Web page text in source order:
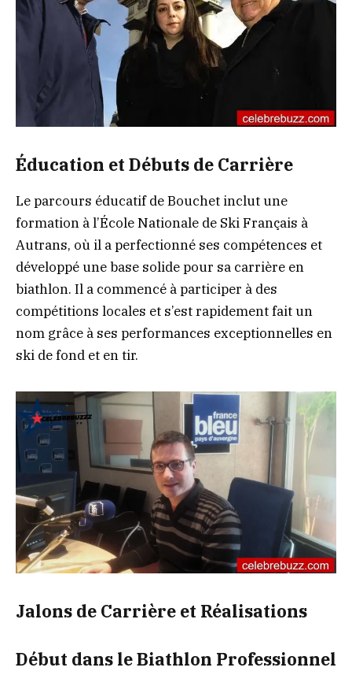
Éducation et Débuts de Carrière
Le parcours éducatif de Bouchet inclut une
formation à l’École Nationale de Ski Français à
Autrans, où il a perfectionné ses compétences et
développé une base solide pour sa carrière en
biathlon. Il a commencé à participer à des
compétitions locales et s’est rapidement fait un
nom grâce à ses performances exceptionnelles en
ski de fond et en tir.
Jalons de Carrière et Réalisations
Début dans le Biathlon Professionnel